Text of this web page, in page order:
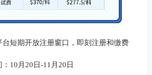
台短期开放注册窗口，即刻注册和缴费
10月20日-11月20日